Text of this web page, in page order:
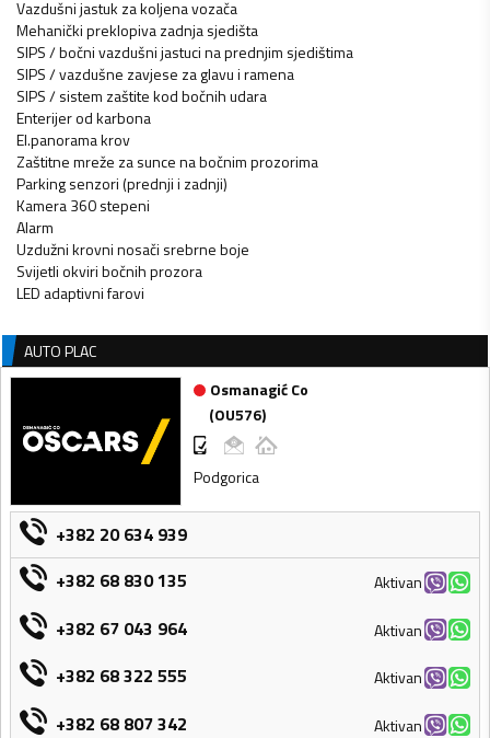
Vazdušni jastuk za koljena vozača
Mehanički preklopiva zadnja sjedišta
SIPS / bočni vazdušni jastuci na prednjim sjedištima
SIPS / vazdušne zavjese za glavu i ramena
SIPS / sistem zaštite kod bočnih udara
Enterijer od karbona
El.panorama krov
Zaštitne mreže za sunce na bočnim prozorima
Parking senzori (prednji i zadnji)
Kamera 360 stepeni
Alarm
Uzdužni krovni nosači srebrne boje
Svijetli okviri bočnih prozora
LED adaptivni farovi
AUTO PLAC
Osmanagić Co
(OU576)
Podgorica
+382 20 634 939
+382 68 830 135
Aktivan
+382 67 043 964 Aktivan
+382 68 322 555 Aktivan
+382 68 807 342 Aktivan